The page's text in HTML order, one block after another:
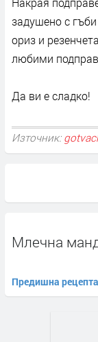
задушено с
ориз и
любими
Да ви е сладко!
Източник:
Млечна
Предишна рецепта